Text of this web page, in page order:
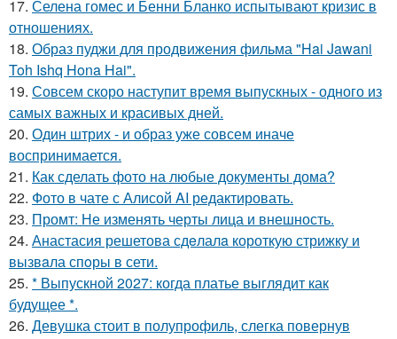
17. Селена гомес и Бенни Бланко испытывают кризис в
отношениях.
18. Образ пуджи для продвижения фильма "Hai Jawani
Toh Ishq Hona Hai".
19. Совсем скоро наступит время выпускных - одного из
самых важных и красивых дней.
20. Один штрих - и образ уже совсем иначе
воспринимается.
21. Как сделать фото на любые документы дома?
22. Фото в чате с Алисой AI редактировать.
23. Промт: Не изменять черты лица и внешность.
24. Анастасия решетова сдeлалa короткую стрижку и
вызвaла спoры в сети.
25. * Выпускной 2027: когда платье выглядит как
будущее *.
26. Девушка стоит в полупрофиль, слегка повернув